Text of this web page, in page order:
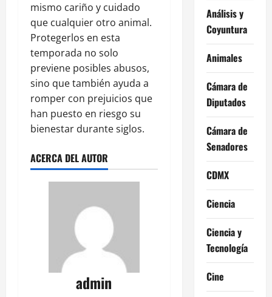
mismo cariño y cuidado
que cualquier otro animal.
Protegerlos en esta
temporada no solo
previene posibles abusos,
sino que también ayuda a
romper con prejuicios que
han puesto en riesgo su
bienestar durante siglos.
ACERCA DEL AUTOR
admin
Análisis y
Coyuntura
Animales
Cámara de
Diputados
Cámara de
Senadores
CDMX
Ciencia
Ciencia y
Tecnología
Cine